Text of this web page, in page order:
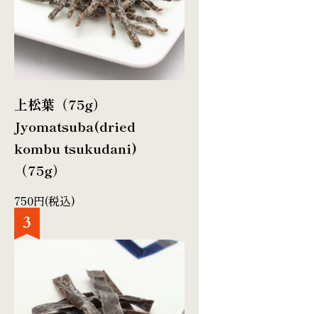
上松葉（75g）
Jyomatsuba(dried
kombu tsukudani)
（75g）
750円(税込)